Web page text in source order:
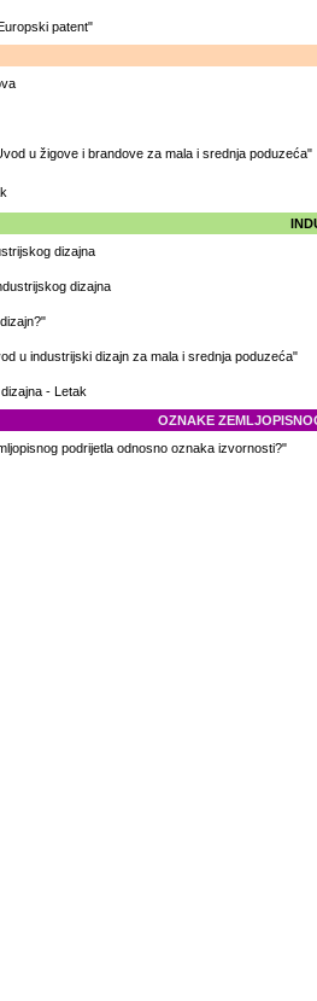
patent"
u žigove i brandove za mala i srednja poduzeća"
dizajna
dizajna
u industrijski dizajn za mala i srednja poduzeća"
- Letak
OZNAKE
podrijetla odnosno oznaka izvornosti?"